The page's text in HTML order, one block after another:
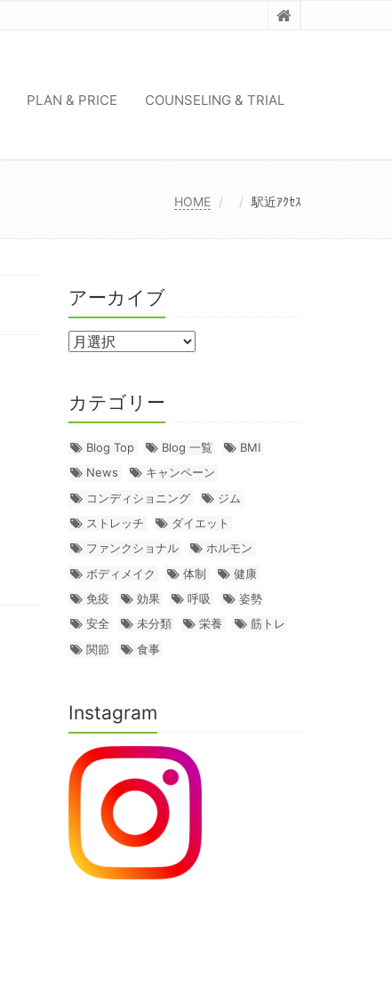
PLAN & PRICE COUNSELING & TRIAL
HOME 駅近ｱｸｾｽ
アーカイブ
カテゴリー
Blog Top Blog 一覧
BMI
News
キャンペーン
コンディショニング
ジム
ストレッチ
ダイエット
ファンクショナル
ホルモン
ボディメイク
体制
健康
免疫
効果 呼吸
姿勢
安全
未分類 栄養
筋トレ
関節
食事
Instagram